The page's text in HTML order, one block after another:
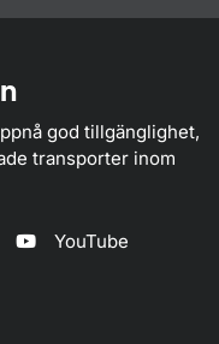
god tillgänglighet,
transporter inom
YouTube